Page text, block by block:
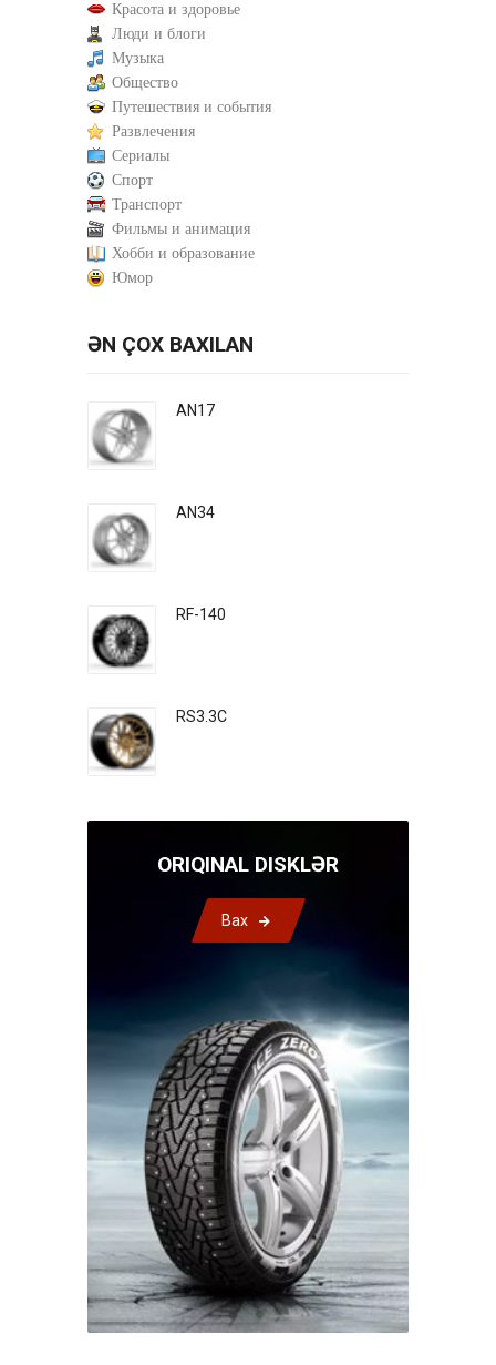
Красота и здоровье
Люди и блоги
Музыка
Общество
Путешествия и события
Развлечения
Сериалы
Спорт
Транспорт
Фильмы и анимация
Хобби и образование
Юмор
ƏN ÇOX BAXILAN
AN17
AN34
RF-140
RS3.3C
ORIQINAL DISKLƏR
Bax